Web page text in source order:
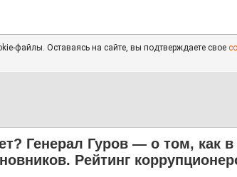
файлы. Оставаясь на сайте, вы подтверждаете свое
Генерал Гуров — о том, как в
Рейтинг